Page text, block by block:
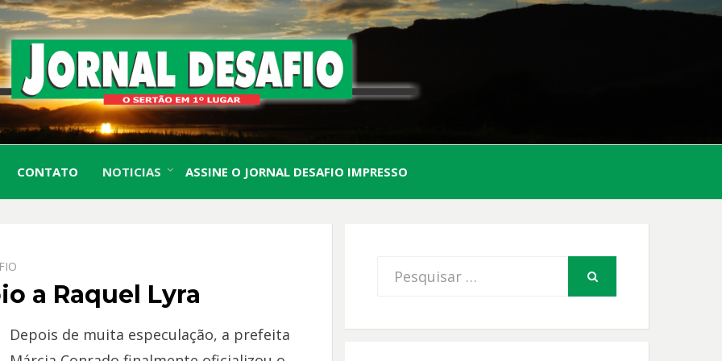
JORNAL
DESAFIO
O Sertão em 1º Lugar
CONTATO NOTICIAS ASSINE O JORNAL DESAFIO IMPRESSO
a Raquel Lyra
Depois de muita especulação, a prefeita
Procurar